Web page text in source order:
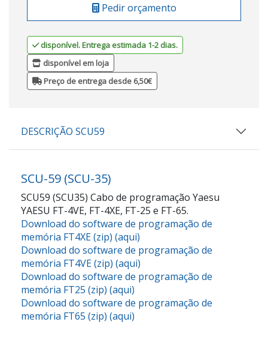
Pedir orçamento
disponível. Entrega estimada 1-2 dias.
disponível em loja
Preço de entrega desde 6,50€
DESCRIÇÃO SCU59
SCU-59 (SCU-35)
SCU59 (SCU35) Cabo de programação Yaesu
YAESU FT-4VE, FT-4XE, FT-25 e FT-65.
Download do software de programação de
memória FT4XE (zip) (aqui)
Download do software de programação de
memória FT4VE (zip) (aqui)
Download do software de programação de
memória FT25 (zip) (aqui)
Download do software de programação de
memória FT65 (zip) (aqui)